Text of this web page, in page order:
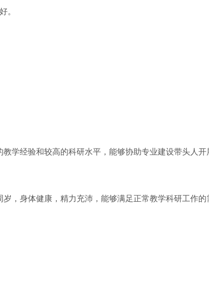
。
经验和较高的科研水平，能够协助专业建设带头人开
身体健康，精力充沛，能够满足正常教学科研工作的